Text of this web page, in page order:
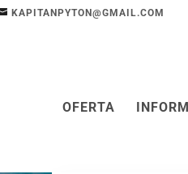
KAPITANPYTON@GMAIL.COM
OFERTA